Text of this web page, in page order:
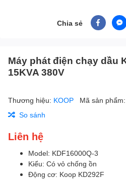
Chia sẻ
Máy phát điện chạy dầu
15KVA 380V
Thương hiệu: KOOP Mã sản phẩm:
So sánh
Liên hệ
Model: KDF16000Q-3
Kiểu: Có vỏ chống ồn
Động cơ: Koop KD292F